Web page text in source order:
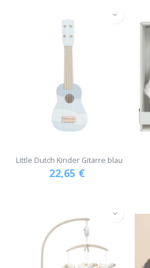
Little Dutch Kinder Gitarre blau
22,65 €